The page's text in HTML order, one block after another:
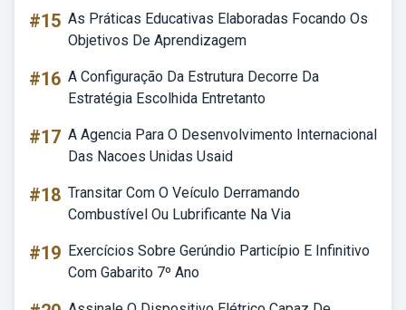
#15 As Práticas Educativas Elaboradas Focando Os
Objetivos De Aprendizagem
#16 A Configuração Da Estrutura Decorre Da
Estratégia Escolhida Entretanto
#17 A Agencia Para O Desenvolvimento Internacional
Das Nacoes Unidas Usaid
#18 Transitar Com O Veículo Derramando
Combustível Ou Lubrificante Na Via
#19 Exercícios Sobre Gerúndio Particípio E Infinitivo
Com Gabarito 7º Ano